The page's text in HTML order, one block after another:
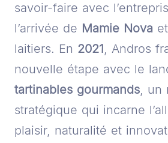
savoir-faire avec
l’arrivée de Mamie Nova
laitiers. En 2021, Andros
nouvelle étape avec le
tartinables gourmands, un
stratégique qui incarne
plaisir, naturalité et